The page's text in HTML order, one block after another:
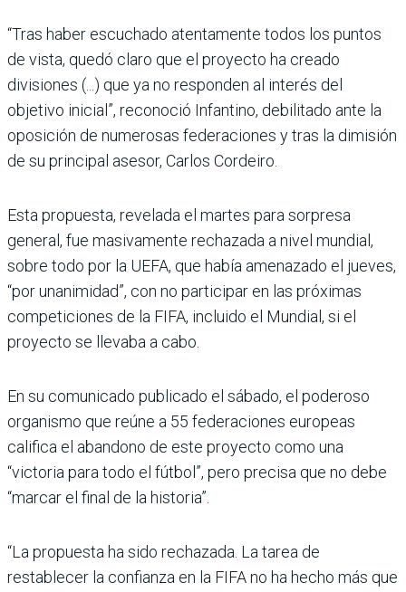
“Tras haber escuchado atentamente todos los puntos
de vista, quedó claro que el proyecto ha creado
divisiones (...) que ya no responden al interés del
objetivo inicial”, reconoció Infantino, debilitado ante la
oposición de numerosas federaciones y tras la dimisión
de su principal asesor, Carlos Cordeiro.
Esta propuesta, revelada el martes para sorpresa
general, fue masivamente rechazada a nivel mundial,
sobre todo por la UEFA, que había amenazado el jueves,
“por unanimidad”, con no participar en las próximas
competiciones de la FIFA, incluido el Mundial, si el
proyecto se llevaba a cabo.
En su comunicado publicado el sábado, el poderoso
organismo que reúne a 55 federaciones europeas
califica el abandono de este proyecto como una
“victoria para todo el fútbol”, pero precisa que no debe
“marcar el final de la historia”.
“La propuesta ha sido rechazada. La tarea de
restablecer la confianza en la FIFA no ha hecho más que